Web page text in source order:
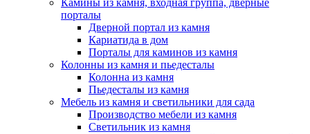
порталы
Дверной портал из камня
Кариатида в дом
Порталы для каминов из камня
Колонны из камня и пьедесталы
Колонна из камня
Пьедесталы из камня
Мебель из камня и светильники для сада
Производство мебели из камня
Светильник из камня